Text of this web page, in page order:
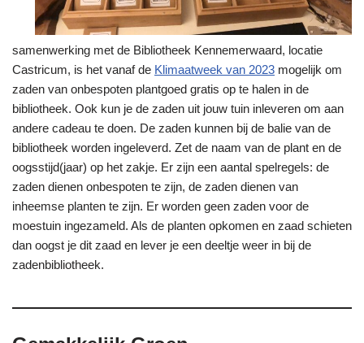
samenwerking met de Bibliotheek Kennemerwaard, locatie
Castricum, is het vanaf de Klimaatweek van 2023 mogelijk om
zaden van onbespoten plantgoed gratis op te halen in de
bibliotheek. Ook kun je de zaden uit jouw tuin inleveren om aan
andere cadeau te doen. De zaden kunnen bij de balie van de
bibliotheek worden ingeleverd. Zet de naam van de plant en de
oogsstijd(jaar) op het zakje. Er zijn een aantal spelregels: de
zaden dienen onbespoten te zijn, de zaden dienen van
inheemse planten te zijn. Er worden geen zaden voor de
moestuin ingezameld. Als de planten opkomen en zaad schieten
dan oogst je dit zaad en lever je een deeltje weer in bij de
zadenbibliotheek.